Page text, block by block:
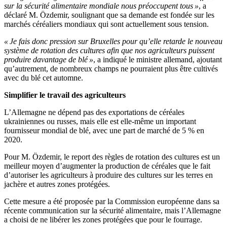
sur la sécurité alimentaire mondiale nous préoccupent tous », a
déclaré M. Özdemir, soulignant que sa demande est fondée sur les
marchés céréaliers mondiaux qui sont actuellement sous tension.
« Je fais donc pression sur Bruxelles pour qu’elle retarde le nouveau
système de rotation des cultures afin que nos agriculteurs puissent
produire davantage de blé », a indiqué le ministre allemand, ajoutant
qu’autrement, de nombreux champs ne pourraient plus être cultivés
avec du blé cet automne.
Simplifier le travail des agriculteurs
L’Allemagne ne dépend pas des exportations de céréales
ukrainiennes ou russes, mais elle est elle-même un important
fournisseur mondial de blé, avec une part de marché de 5 % en
2020.
Pour M. Özdemir, le report des règles de rotation des cultures est un
meilleur moyen d’augmenter la production de céréales que le fait
d’autoriser les agriculteurs à produire des cultures sur les terres en
jachère et autres zones protégées.
Cette mesure a été proposée par la Commission européenne dans sa
récente communication sur la sécurité alimentaire, mais l’Allemagne
a choisi de ne libérer les zones protégées que pour le fourrage.